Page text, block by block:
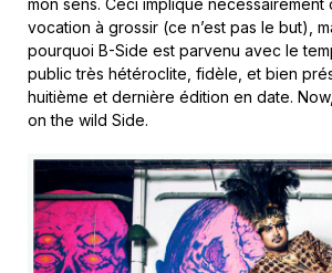
mon sens. Ceci implique
vocation à grossir (ce n’est pas le but),
pourquoi B-Side est parvenu avec le
public très hétéroclite, fidèle, et bien
huitième et dernière édition en date.
on the wild Side.